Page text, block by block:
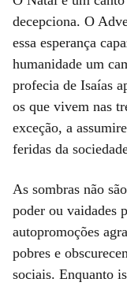
decepciona. O
essa esperança
humanidade um
profecia de Isaías
os que vivem nas
exceção, a
feridas da
As sombras não
poder ou vaidades
autopromoções
pobres e
sociais. Enquanto